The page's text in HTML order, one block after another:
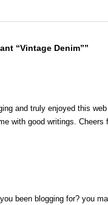
“Vintage Denim””
and truly enjoyed this
with good writings. Cheers
been blogging for? you